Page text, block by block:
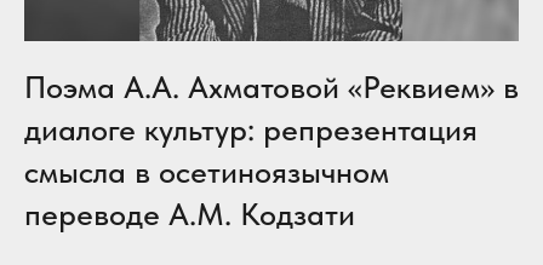
Поэма А.А. Ахматовой «Реквием» в
диалоге культур: репрезентация
смысла в осетиноязычном
переводе А.М. Кодзати